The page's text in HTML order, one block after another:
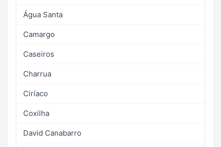
Água Santa
Camargo
Caseiros
Charrua
Ciríaco
Coxilha
David Canabarro